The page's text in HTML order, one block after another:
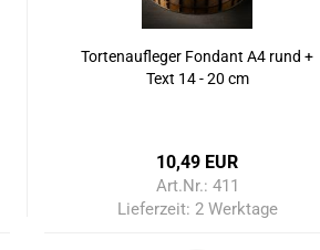
Tortenaufleger Fondant A4 rund +
Text 14 - 20 cm
10,49 EUR
Art.Nr.: 411
Lieferzeit: 2 Werktage